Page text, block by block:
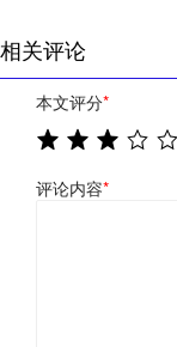
相关评论
本文评分*
评论内容*